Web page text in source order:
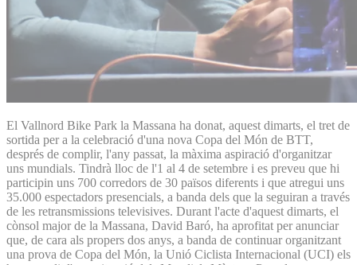
El Vallnord Bike Park la Massana ha donat, aquest dimarts, el tret de
sortida per a la celebració d'una nova Copa del Món de BTT,
després de complir, l'any passat, la màxima aspiració d'organitzar
uns mundials. Tindrà lloc de l'1 al 4 de setembre i es preveu que hi
participin uns 700 corredors de 30 països diferents i que atregui uns
35.000 espectadors presencials, a banda dels que la seguiran a través
de les retransmissions televisives. Durant l'acte d'aquest dimarts, el
cònsol major de la Massana, David Baró, ha aprofitat per anunciar
que, de cara als propers dos anys, a banda de continuar organitzant
una prova de Copa del Món, la Unió Ciclista Internacional (UCI) els